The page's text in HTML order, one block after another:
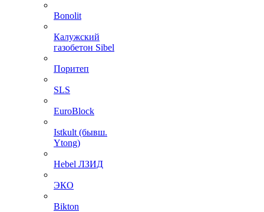
Bonolit
Калужский
газобетон Sibel
Поритеп
SLS
EuroBlock
Istkult (бывш.
Ytong)
Hebel ЛЗИД
ЭКО
Bikton